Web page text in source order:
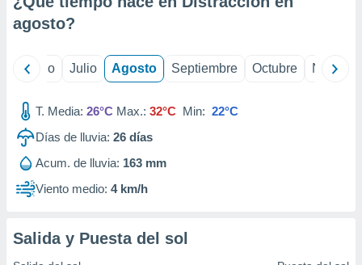
e
publicidad
publicidad
de
agosto?
Junio Julio Agosto Septiembre Octubre
T. Media: 26°C Max.: 32°C Min: 22°C
Días de lluvia: 26 días
Acum. de lluvia: 163 mm
Viento medio: 4 km/h
Salida y Puesta del sol